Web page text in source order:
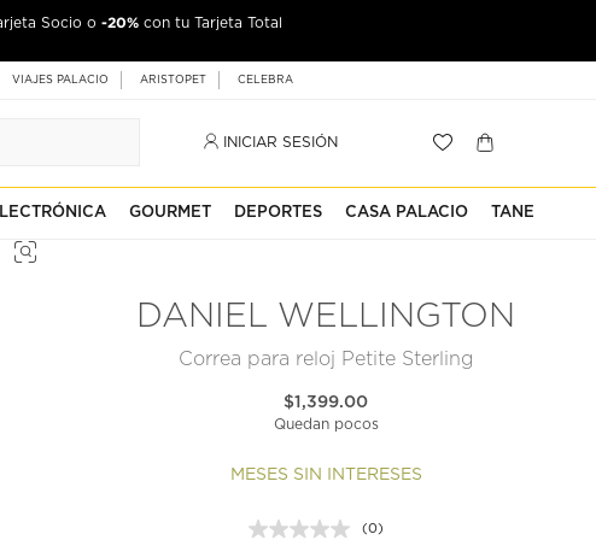
Socio o -20% con tu Tarjeta Total
VIAJES PALACIO ARISTOPET CELEBRA
INICIAR SESIÓN
GOURMET DEPORTES CASA PALACIO TANE
DANIEL WELLINGTON
Correa para reloj Petite Sterling
$1,399.00
Quedan pocos
MESES SIN INTERESES
(0)